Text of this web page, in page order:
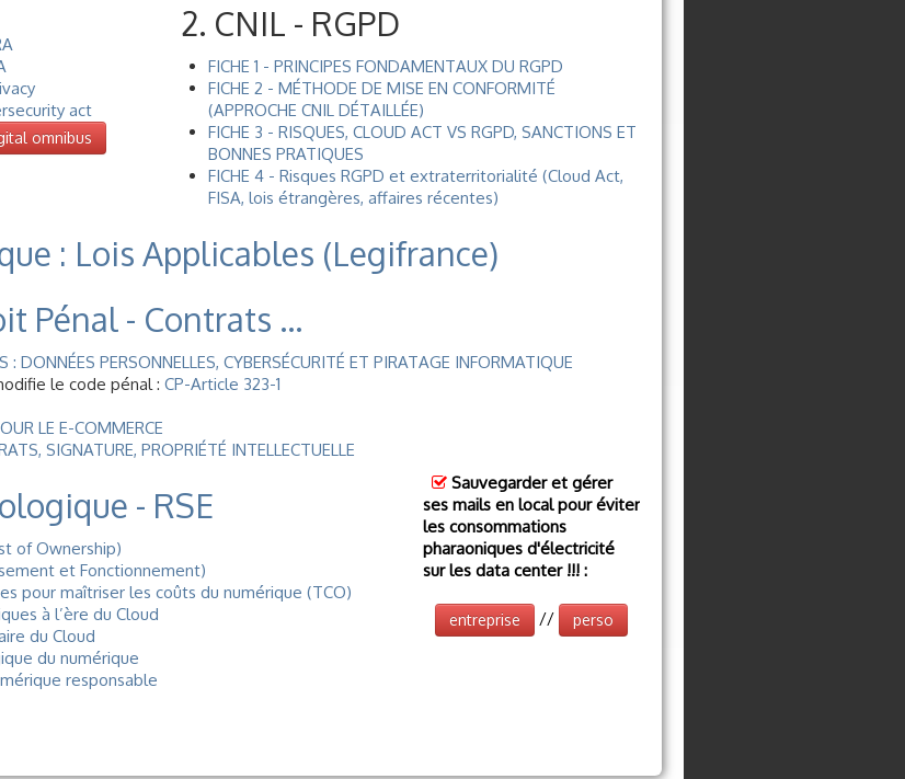
act
omnibus
2. CNIL - RGPD
FICHE 1 - PRINCIPES FONDAMENTAUX DU RGPD
FICHE 2 - MÉTHODE DE MISE EN CONFORMITÉ
(APPROCHE CNIL DÉTAILLÉE)
FICHE 3 - RISQUES, CLOUD ACT VS RGPD, SANCTIONS ET
BONNES PRATIQUES
FICHE 4 - Risques RGPD et extraterritorialité (Cloud Act,
FISA, lois étrangères, affaires récentes)
: Lois Applicables (Legifrance)
Pénal - Contrats ...
DONNÉES PERSONNELLES, CYBERSÉCURITÉ ET PIRATAGE INFORMATIQUE
le code pénal : CP-Article 323-1
LE E-COMMERCE
SIGNATURE, PROPRIÉTÉ INTELLECTUELLE
- RSE
of Ownership)
et Fonctionnement)
pour maîtriser les coûts du numérique (TCO)
à l’ère du Cloud
du Cloud
du numérique
responsable
Sauvegarder et gérer
ses mails en local pour éviter
les consommations
pharaoniques d'électricité
sur les data center !!! :
entreprise // perso